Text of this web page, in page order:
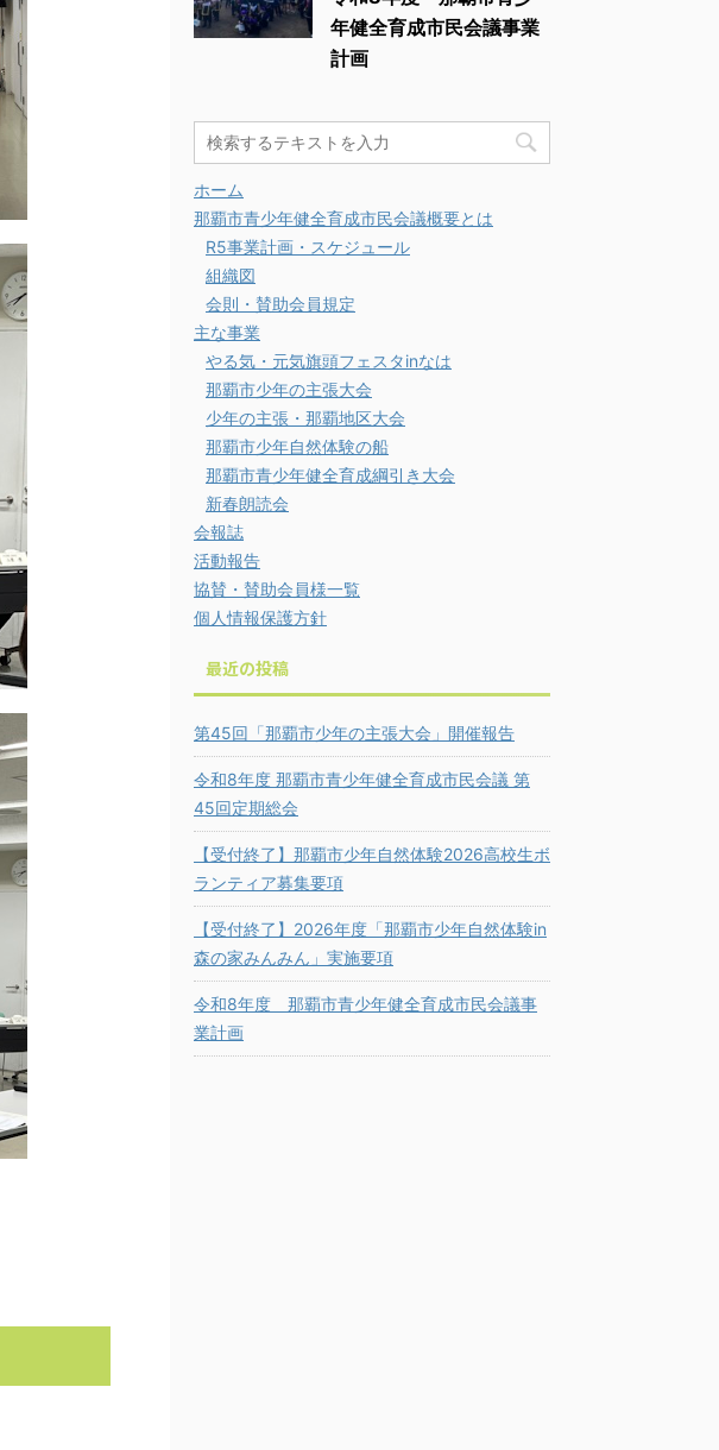
年健全育成市民会議事業
計画
ホーム
那覇市青少年健全育成市民会議概要とは
R5事業計画・スケジュール
組織図
会則・賛助会員規定
主な事業
やる気・元気旗頭フェスタinなは
那覇市少年の主張大会
少年の主張・那覇地区大会
那覇市少年自然体験の船
那覇市青少年健全育成綱引き大会
新春朗読会
会報誌
活動報告
協賛・賛助会員様一覧
個人情報保護方針
最近の投稿
第45回「那覇市少年の主張大会」開催報告
令和8年度 那覇市青少年健全育成市民会議 第
45回定期総会
【受付終了】那覇市少年自然体験2026高校生ボ
ランティア募集要項
【受付終了】2026年度「那覇市少年自然体験in
森の家みんみん」実施要項
令和8年度 那覇市青少年健全育成市民会議事
業計画